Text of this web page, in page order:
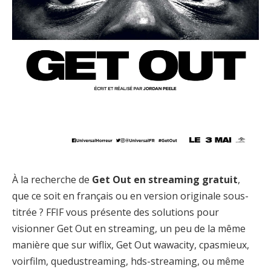
À la recherche de Get Out en streaming gratuit,
que ce soit en français ou en version originale sous-
titrée ? FFIF vous présente des solutions pour
visionner Get Out en streaming, un peu de la même
manière que sur wiflix, Get Out wawacity, cpasmieux,
voirfilm, quedustreaming, hds-streaming, ou même